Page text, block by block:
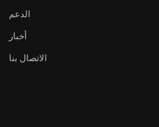
الدعم
أخبار
الاتصال بنا